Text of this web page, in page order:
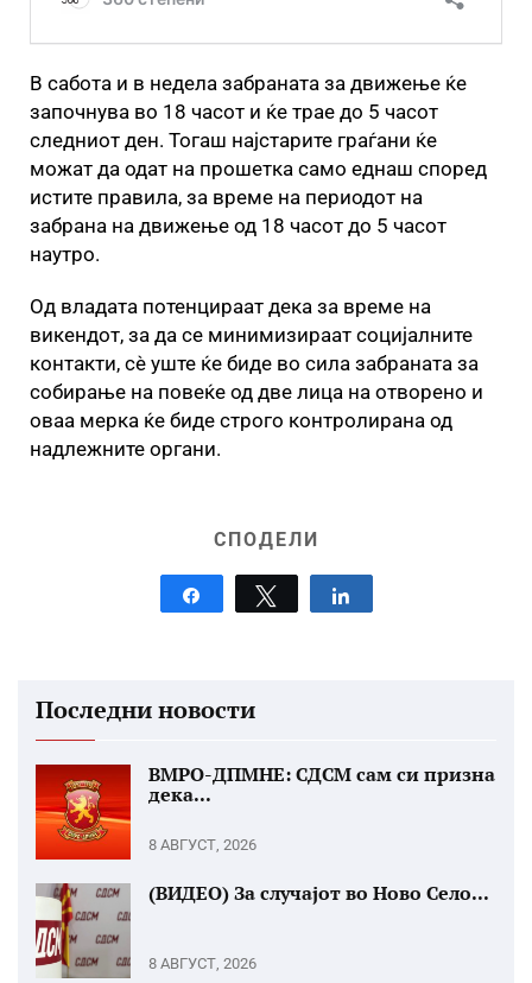
В сабота и в недела забраната за движење ќе
започнува во 18 часот и ќе трае до 5 часот
следниот ден. Тогаш најстарите граѓани ќе
можат да одат на прошетка само еднаш според
истите правила, за време на периодот на
забрана на движење од 18 часот до 5 часот
наутро.
Од владата потенцираат дека за време на
викендот, за да се минимизираат социјалните
контакти, сè уште ќе биде во сила забраната за
собирање на повеќе од две лица на отворено и
оваа мерка ќе биде строго контролирана од
надлежните органи.
СПОДЕЛИ
Tweet
Последни новости
ВМРО-ДПМНЕ: СДСМ сам си призна
дека...
8 АВГУСТ, 2026
(ВИДЕО) За случајот во Ново Село...
8 АВГУСТ, 2026